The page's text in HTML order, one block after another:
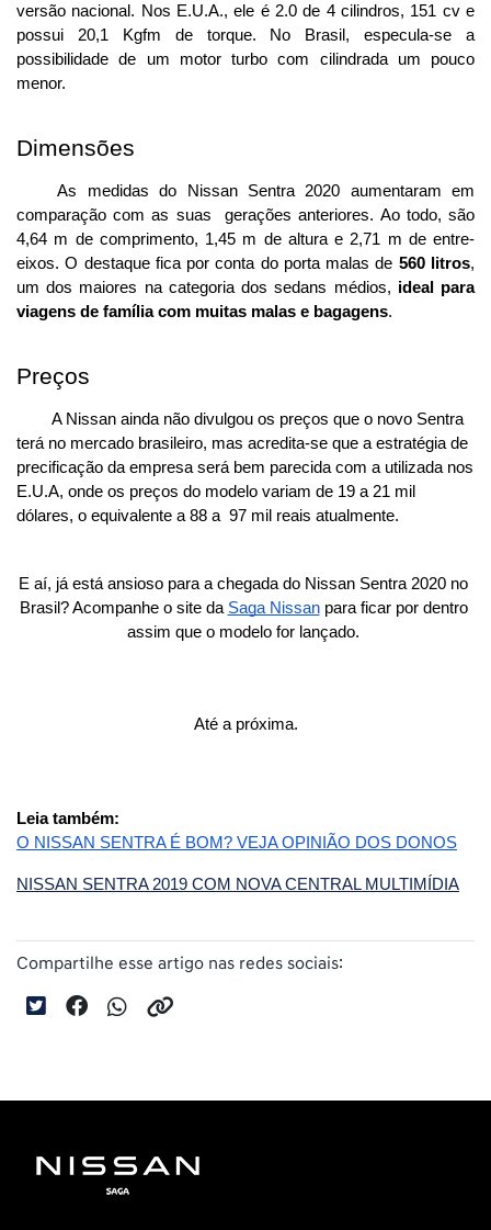
versão nacional. Nos E.U.A., ele é 2.0 de 4 cilindros, 151 cv e
possui 20,1 Kgfm de torque. No Brasil, especula-se a
possibilidade de um motor turbo com cilindrada um pouco
menor.
Dimensões
As medidas do Nissan Sentra 2020 aumentaram em
comparação com as suas  gerações anteriores. Ao todo, são
4,64 m de comprimento, 1,45 m de altura e 2,71 m de entre-
eixos. O destaque fica por conta do porta malas de 560 litros,
um dos maiores na categoria dos sedans médios, ideal para
viagens de família com muitas malas e bagagens.
Preços
A Nissan ainda não divulgou os preços que o novo Sentra
terá no mercado brasileiro, mas acredita-se que a estratégia de
precificação da empresa será bem parecida com a utilizada nos
E.U.A, onde os preços do modelo variam de 19 a 21 mil
dólares, o equivalente a 88 a  97 mil reais atualmente.
E aí, já está ansioso para a chegada do Nissan Sentra 2020 no
Brasil? Acompanhe o site da Saga Nissan para ficar por dentro
assim que o modelo for lançado.
Até a próxima.
Leia também:
O NISSAN SENTRA É BOM? VEJA OPINIÃO DOS DONOS
NISSAN SENTRA 2019 COM NOVA CENTRAL MULTIMÍDIA
Compartilhe esse artigo nas redes sociais: